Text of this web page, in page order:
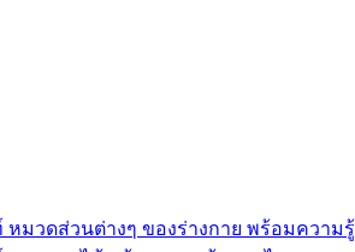
หมวดส่วนต่างๆ ของร่างกาย พร้อมความรู้